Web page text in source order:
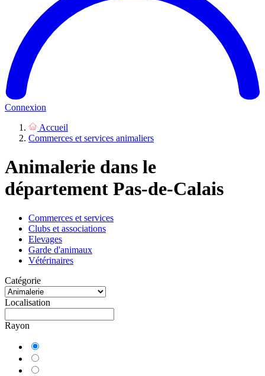
Connexion
Accueil
Commerces et services animaliers
Animalerie dans le
département Pas-de-Calais
Commerces et services
Clubs et associations
Elevages
Garde d'animaux
Vétérinaires
Catégorie
Localisation
Rayon